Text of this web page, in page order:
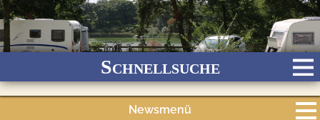
Schnellsuche
Newsmenü